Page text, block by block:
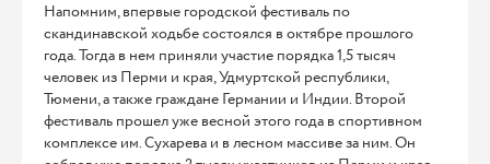
Напомним, впервые городской фестиваль по
скандинавской ходьбе состоялся в октябре прошлого
года. Тогда в нем приняли участие порядка 1,5 тысяч
человек из Перми и края, Удмуртской республики,
Тюмени, а также граждане Германии и Индии. Второй
фестиваль прошел уже весной этого года в спортивном
комплексе им. Сухарева и в лесном массиве за ним. Он